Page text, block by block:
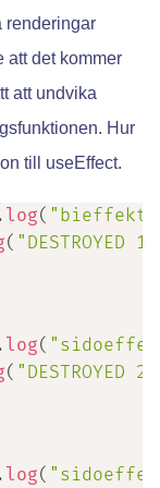
renderingar
att det kommer
att undvika
Hur
till useEffect.
log( "bieffekt
( "DESTROYED 1"
log(
( "DESTROYED 2"
log(